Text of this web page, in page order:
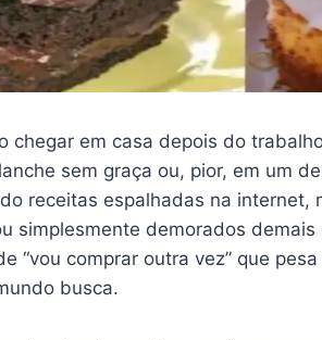
chegar em casa depois do
sem graça ou, pior, em um
receitas espalhadas na internet,
simplesmente demorados
“vou comprar outra vez” que
busca.